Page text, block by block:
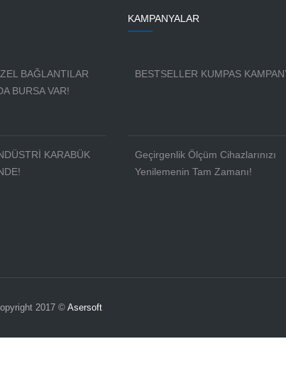
BAĞLANTILAR
BURSA VAR!
KARABÜK
KAMPANYALAR
BESTSELLER KUMPAS
Geçirgenlik Ölçüm Cihazlarınızı
Yenilemenin Tam Zamanı!
2017 © Asersoft